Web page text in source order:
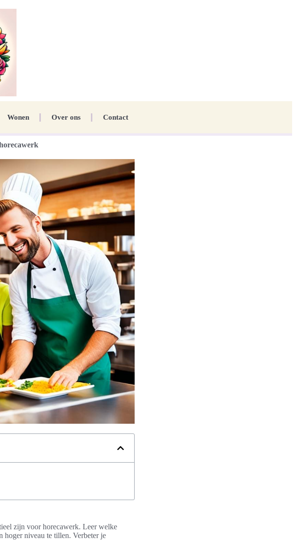
Wonen Over ons Contact
zijn voor horecawerk. Leer welke
hoger niveau te tillen. Verbeter je